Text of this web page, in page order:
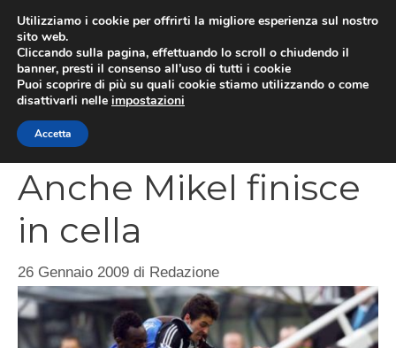
contenuto
Anche Mikel finisce
in cella
26 Gennaio 2009 di Redazione
Utilizziamo i cookie per offrirti la migliore esperienza sul nostro
sito web.
Cliccando sulla pagina, effettuando lo scroll o chiudendo il
banner, presti il consenso all’uso di tutti i cookie
Puoi scoprire di più su quali cookie stiamo utilizzando o come
disattivarli nelle impostazioni
Accetta